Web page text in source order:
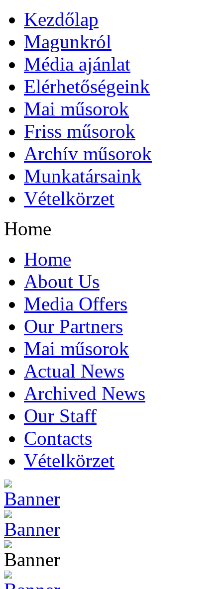
Kezdőlap
Magunkról
Média ajánlat
Elérhetőségeink
Mai műsorok
Friss műsorok
Archív műsorok
Munkatársaink
Vételkörzet
Home
Home
About Us
Media Offers
Our Partners
Mai műsorok
Actual News
Archived News
Our Staff
Contacts
Vételkörzet